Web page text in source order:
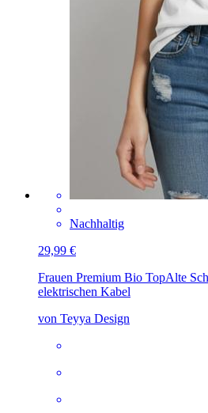
Nachhaltig
29,99 €
Frauen Premium Bio TopAlte
elektrischen Kabel
von Teyya Design